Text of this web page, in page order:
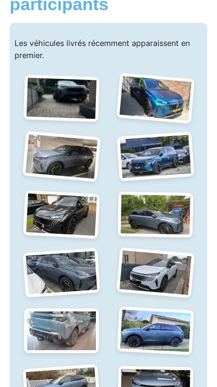
Les véhicules livrés récemment apparaissent en
premier.